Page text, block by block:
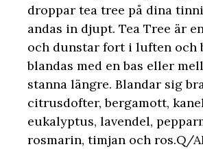
droppar tea tree på dina
andas in djupt. Tea Tree är
och dunstar fort i luften och
blandas med en bas eller
stanna längre. Blandar sig
citrusdofter, bergamott,
eukalyptus, lavendel,
rosmarin, timjan och ros.Q/